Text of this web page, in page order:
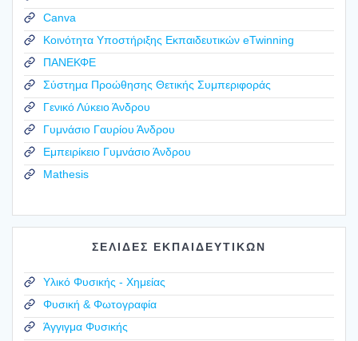
Canva
Κοινότητα Υποστήριξης Εκπαιδευτικών eTwinning
ΠΑΝΕΚΦΕ
Σύστημα Προώθησης Θετικής Συμπεριφοράς
Γενικό Λύκειο Άνδρου
Γυμνάσιο Γαυρίου Άνδρου
Εμπειρίκειο Γυμνάσιο Άνδρου
Mathesis
ΣΕΛΙΔΕΣ ΕΚΠΑΙΔΕΥΤΙΚΩΝ
Υλικό Φυσικής - Χημείας
Φυσική & Φωτογραφία
Άγγιγμα Φυσικής